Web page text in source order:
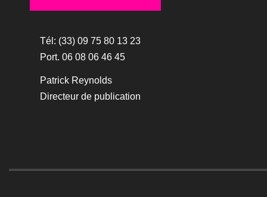
Tél: (33) 09 75 80 13 23
Port. 06 08 06 46 45
Patrick Reynolds
Directeur de publication